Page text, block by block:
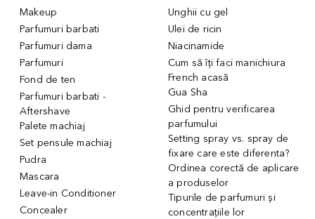
Makeup
Parfumuri barbati
Parfumuri dama
Parfumuri
Fond de ten
Parfumuri barbati -
Aftershave
Palete machiaj
Set pensule machiaj
Pudra
Mascara
Leave-in Conditioner
Concealer
Unghii cu gel
Ulei de ricin
Niacinamide
Cum să îți faci manichiura
French acasă
Gua Sha
Ghid pentru verificarea
parfumului
Setting spray vs. spray de
fixare care este diferenta?
Ordinea corectă de aplicare
a produselor
Tipurile de parfumuri și
concentrațiile lor